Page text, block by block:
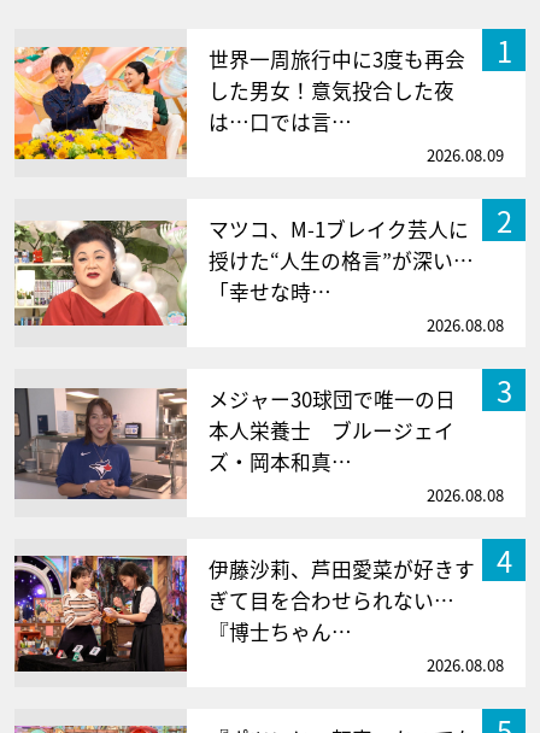
1
世界一周旅行中に3度も再会
した男女！意気投合した夜
は…口では言…
2026.08.09
2
マツコ、M-1ブレイク芸人に
授けた“人生の格言”が深い…
「幸せな時…
2026.08.08
3
メジャー30球団で唯一の日
本人栄養士 ブルージェイ
ズ・岡本和真…
2026.08.08
4
伊藤沙莉、芦田愛菜が好きす
ぎて目を合わせられない…
『博士ちゃん…
2026.08.08